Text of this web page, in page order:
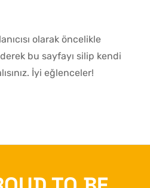
olarak öncelikle
bu sayfayı silip kendi
İyi eğlenceler!